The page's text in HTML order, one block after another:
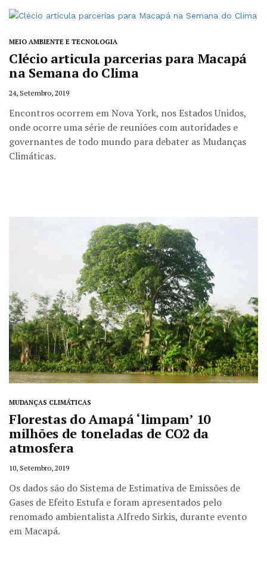
MEIO AMBIENTE E TECNOLOGIA
Clécio articula parcerias para Macapá
na Semana do Clima
24, Setembro, 2019
Encontros ocorrem em Nova York, nos Estados Unidos,
onde ocorre uma série de reuniões com autoridades e
governantes de todo mundo para debater as Mudanças
Climáticas.
MUDANÇAS CLIMÁTICAS
Florestas do Amapá ‘limpam’ 10
milhões de toneladas de CO2 da
atmosfera
10, Setembro, 2019
Os dados são do Sistema de Estimativa de Emissões de
Gases de Efeito Estufa e foram apresentados pelo
renomado ambientalista Alfredo Sirkis, durante evento
em Macapá.